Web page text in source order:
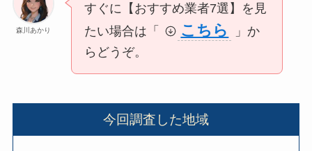
森川あかり
すぐに【おすすめ業者7選】を見
たい場合は「
こちら
」か
らどうぞ。
今回調査した地域